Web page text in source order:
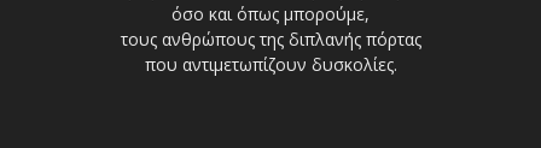
όσο και όπως μπορούμε,
τους ανθρώπους της διπλανής πόρτας
που αντιμετωπίζουν δυσκολίες.